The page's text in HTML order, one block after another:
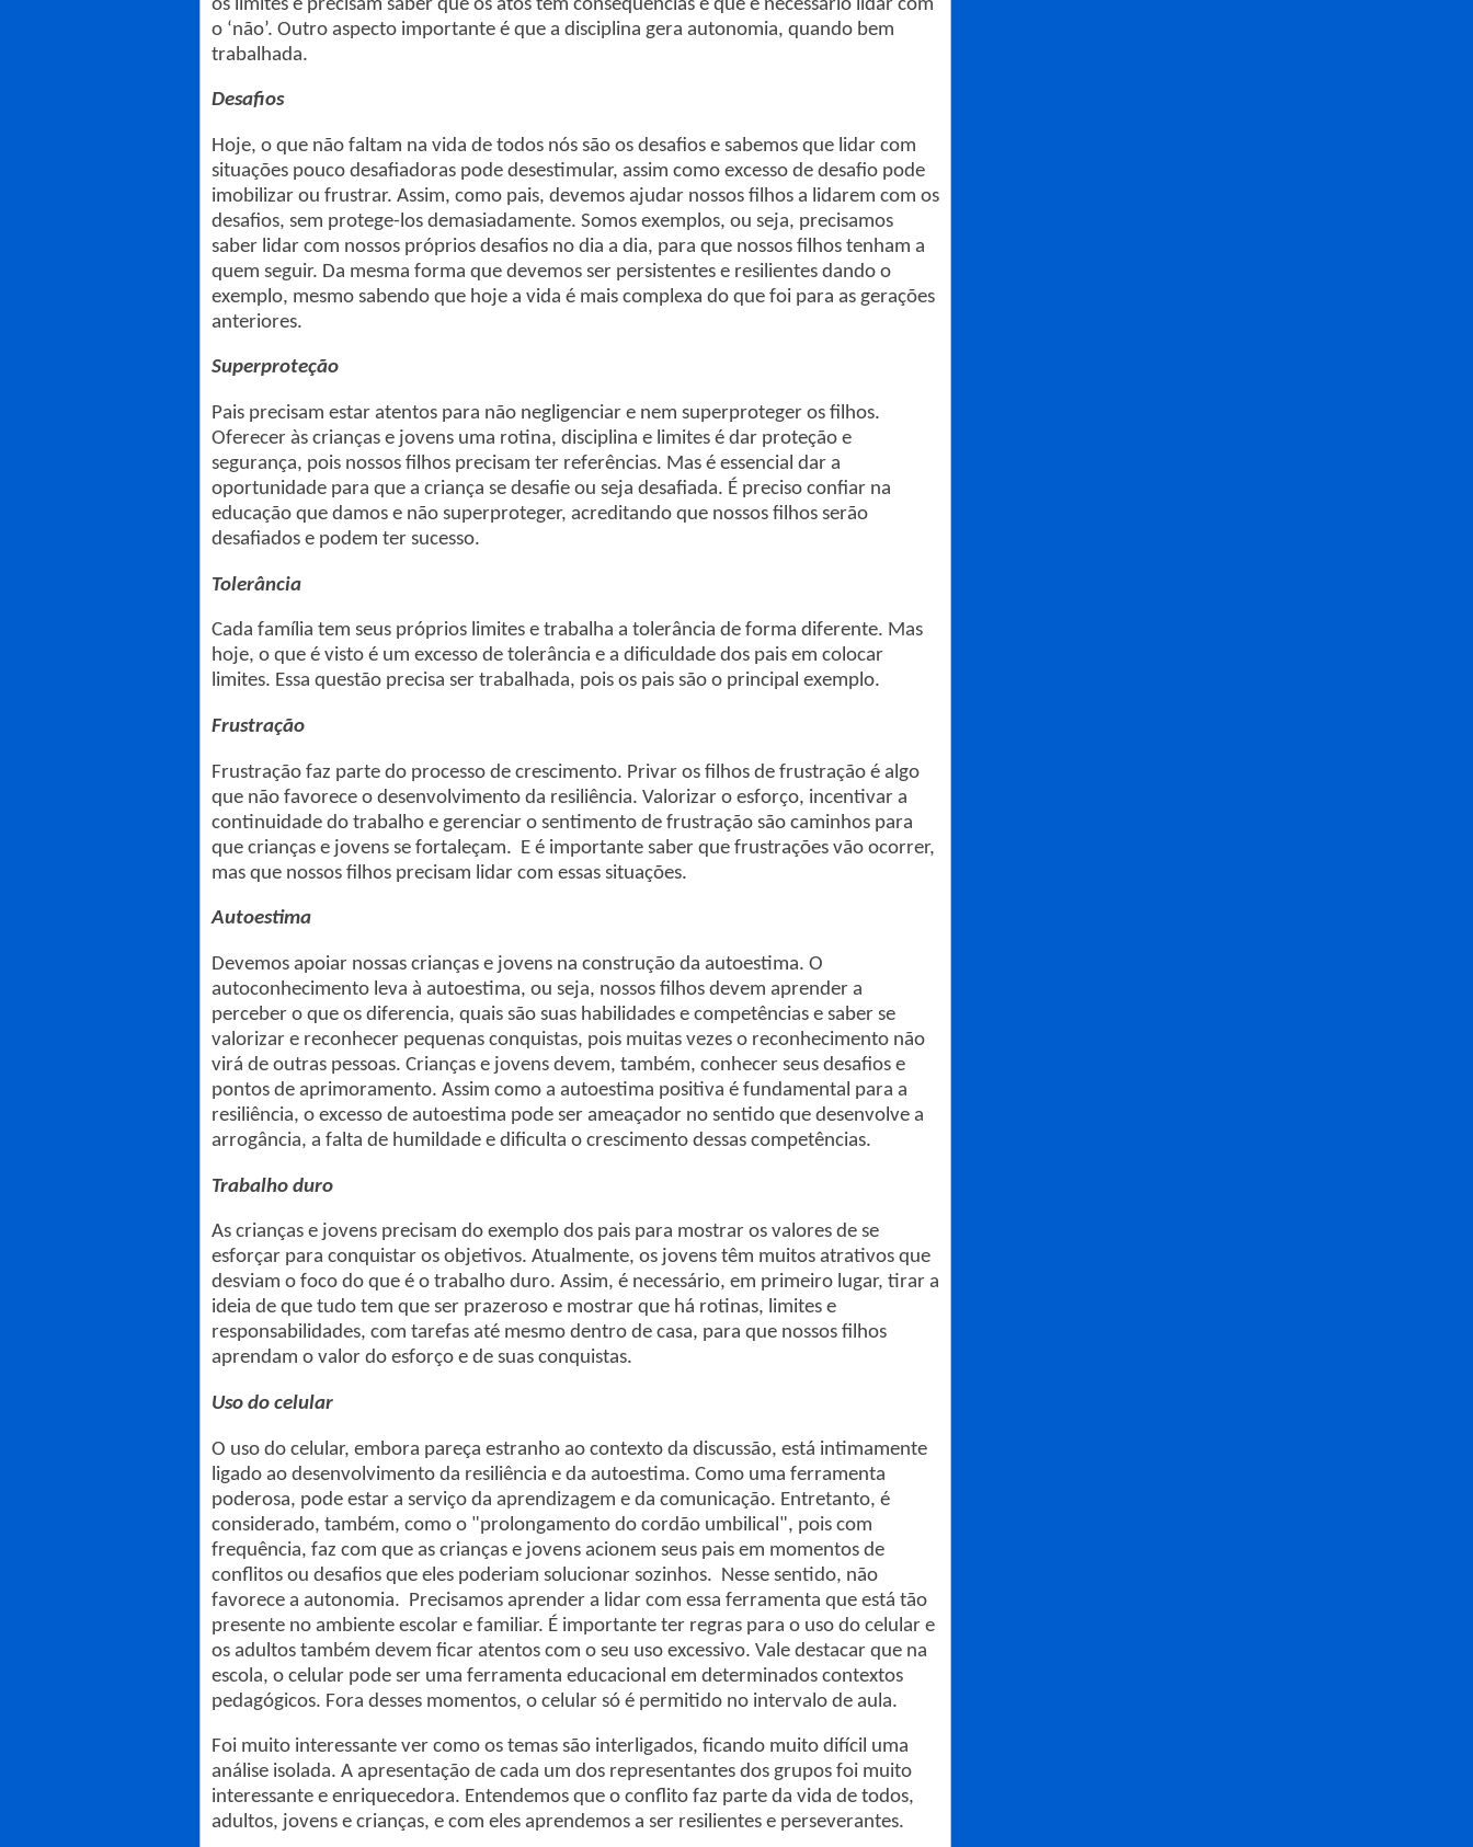
os limites e precisam saber que os atos têm consequências e que é necessário lidar com
o ‘não’. Outro aspecto importante é que a disciplina gera autonomia, quando bem
trabalhada.
Desafios
Hoje, o que não faltam na vida de todos nós são os desafios e sabemos que lidar com
situações pouco desafiadoras pode desestimular, assim como excesso de desafio pode
imobilizar ou frustrar. Assim, como pais, devemos ajudar nossos filhos a lidarem com os
desafios, sem protege-los demasiadamente. Somos exemplos, ou seja, precisamos
saber lidar com nossos próprios desafios no dia a dia, para que nossos filhos tenham a
quem seguir. Da mesma forma que devemos ser persistentes e resilientes dando o
exemplo, mesmo sabendo que hoje a vida é mais complexa do que foi para as gerações
anteriores.
Superproteção
Pais precisam estar atentos para não negligenciar e nem superproteger os filhos.
Oferecer às crianças e jovens uma rotina, disciplina e limites é dar proteção e
segurança, pois nossos filhos precisam ter referências. Mas é essencial dar a
oportunidade para que a criança se desafie ou seja desafiada. É preciso confiar na
educação que damos e não superproteger, acreditando que nossos filhos serão
desafiados e podem ter sucesso.
Tolerância
Cada família tem seus próprios limites e trabalha a tolerância de forma diferente. Mas
hoje, o que é visto é um excesso de tolerância e a dificuldade dos pais em colocar
limites. Essa questão precisa ser trabalhada, pois os pais são o principal exemplo.
Frustração
Frustração faz parte do processo de crescimento. Privar os filhos de frustração é algo
que não favorece o desenvolvimento da resiliência. Valorizar o esforço, incentivar a
continuidade do trabalho e gerenciar o sentimento de frustração são caminhos para
que crianças e jovens se fortaleçam. E é importante saber que frustrações vão ocorrer,
mas que nossos filhos precisam lidar com essas situações.
Autoestima
Devemos apoiar nossas crianças e jovens na construção da autoestima. O
autoconhecimento leva à autoestima, ou seja, nossos filhos devem aprender a
perceber o que os diferencia, quais são suas habilidades e competências e saber se
valorizar e reconhecer pequenas conquistas, pois muitas vezes o reconhecimento não
virá de outras pessoas. Crianças e jovens devem, também, conhecer seus desafios e
pontos de aprimoramento. Assim como a autoestima positiva é fundamental para a
resiliência, o excesso de autoestima pode ser ameaçador no sentido que desenvolve a
arrogância, a falta de humildade e dificulta o crescimento dessas competências.
Trabalho duro
As crianças e jovens precisam do exemplo dos pais para mostrar os valores de se
esforçar para conquistar os objetivos. Atualmente, os jovens têm muitos atrativos que
desviam o foco do que é o trabalho duro. Assim, é necessário, em primeiro lugar, tirar a
ideia de que tudo tem que ser prazeroso e mostrar que há rotinas, limites e
responsabilidades, com tarefas até mesmo dentro de casa, para que nossos filhos
aprendam o valor do esforço e de suas conquistas.
Uso do celular
O uso do celular, embora pareça estranho ao contexto da discussão, está intimamente
ligado ao desenvolvimento da resiliência e da autoestima. Como uma ferramenta
poderosa, pode estar a serviço da aprendizagem e da comunicação. Entretanto, é
considerado, também, como o "prolongamento do cordão umbilical", pois com
frequência, faz com que as crianças e jovens acionem seus pais em momentos de
conflitos ou desafios que eles poderiam solucionar sozinhos. Nesse sentido, não
favorece a autonomia. Precisamos aprender a lidar com essa ferramenta que está tão
presente no ambiente escolar e familiar. É importante ter regras para o uso do celular e
os adultos também devem ficar atentos com o seu uso excessivo. Vale destacar que na
escola, o celular pode ser uma ferramenta educacional em determinados contextos
pedagógicos. Fora desses momentos, o celular só é permitido no intervalo de aula.
Foi muito interessante ver como os temas são interligados, ficando muito difícil uma
análise isolada. A apresentação de cada um dos representantes dos grupos foi muito
interessante e enriquecedora. Entendemos que o conflito faz parte da vida de todos,
adultos, jovens e crianças, e com eles aprendemos a ser resilientes e perseverantes.